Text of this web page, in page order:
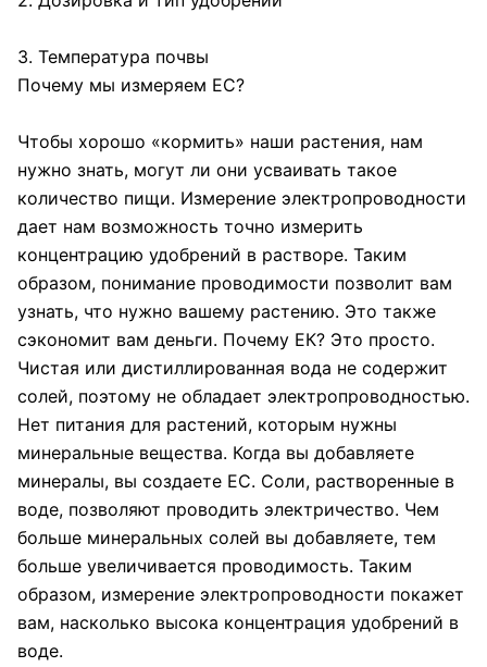
3. Температура почвы
Почему мы измеряем ЕС?
Чтобы хорошо «кормить» наши растения, нам
нужно знать, могут ли они усваивать такое
количество пищи. Измерение электропроводности
дает нам возможность точно измерить
концентрацию удобрений в растворе. Таким
образом, понимание проводимости позволит вам
узнать, что нужно вашему растению. Это также
сэкономит вам деньги. Почему ЕК? Это просто.
Чистая или дистиллированная вода не содержит
солей, поэтому не обладает электропроводностью.
Нет питания для растений, которым нужны
минеральные вещества. Когда вы добавляете
минералы, вы создаете EC. Соли, растворенные в
воде, позволяют проводить электричество. Чем
больше минеральных солей вы добавляете, тем
больше увеличивается проводимость. Таким
образом, измерение электропроводности покажет
вам, насколько высока концентрация удобрений в
воде.